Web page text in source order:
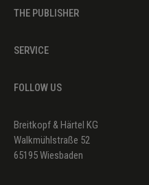
THE PUBLISHER
SERVICE
FOLLOW US
Breitkopf & Härtel KG
Walkmühlstraße 52
65195 Wiesbaden